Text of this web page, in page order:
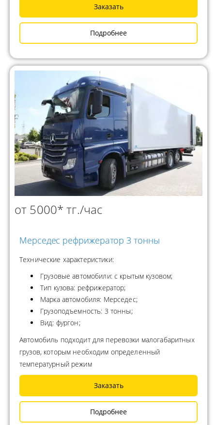
Заказать
Подробнее
от 5000* тг./час
Мерседес рефрижератор 3 тонны
Технические характеристики:
Грузовые автомобили: с крытым кузовом;
Тип кузова: рефрижератор;
Марка автомобиля: Мерседес;
Грузоподъемность: 3 тонны;
Вид: фургон;
Автомобиль подходит для перевозки малогабаритных
грузов, которым необходим определенный
температурный режим
Заказать
Подробнее